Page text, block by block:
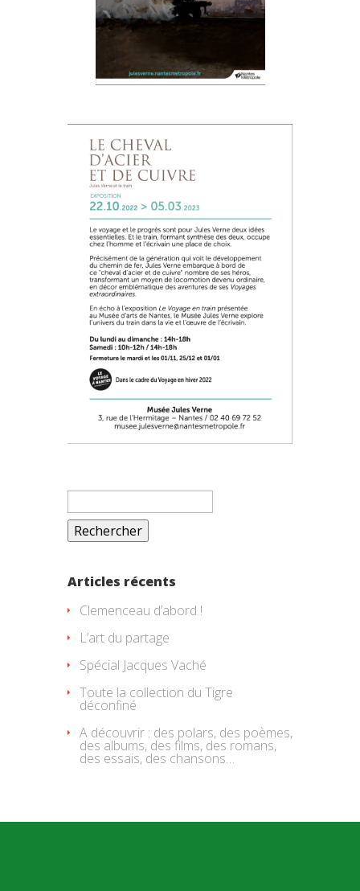
Rechercher :
Articles récents
Clemenceau d’abord !
L’art du partage
Spécial Jacques Vaché
Toute la collection du Tigre
déconfiné
A découvrir : des polars, des poèmes,
des albums, des films, des romans,
des essais, des chansons…